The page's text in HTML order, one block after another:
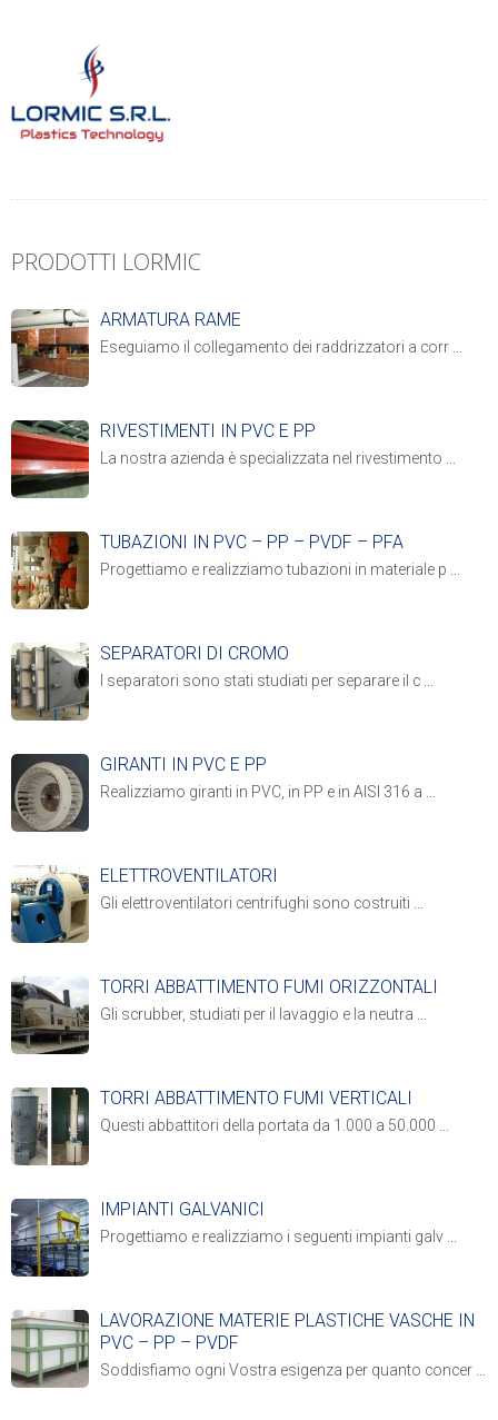
PRODOTTI LORMIC
ARMATURA RAME
Eseguiamo il collegamento dei raddrizzatori a corr
RIVESTIMENTI IN PVC E PP
La nostra azienda è specializzata nel rivestimento
TUBAZIONI IN PVC – PP – PVDF – PFA
Progettiamo e realizziamo tubazioni in materiale p
SEPARATORI DI CROMO
I separatori sono stati studiati per separare il c
GIRANTI IN PVC E PP
Realizziamo giranti in PVC, in PP e in AISI 316 a
ELETTROVENTILATORI
Gli elettroventilatori centrifughi sono costruiti
TORRI ABBATTIMENTO FUMI ORIZZONTALI
Gli scrubber, studiati per il lavaggio e la neutra
TORRI ABBATTIMENTO FUMI VERTICALI
Questi abbattitori della portata da 1.000 a 50.000
IMPIANTI GALVANICI
Progettiamo e realizziamo i seguenti impianti galv
LAVORAZIONE MATERIE PLASTICHE VASCHE IN
PVC – PP – PVDF
Soddisfiamo ogni Vostra esigenza per quanto concer